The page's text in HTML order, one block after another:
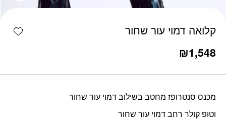
קלואה דמוי עור שחור
₪1,548
מכנס סנטרופז מחטב בשילוב דמוי עור שחור
וטופ קולר רחב דמוי עור שחור